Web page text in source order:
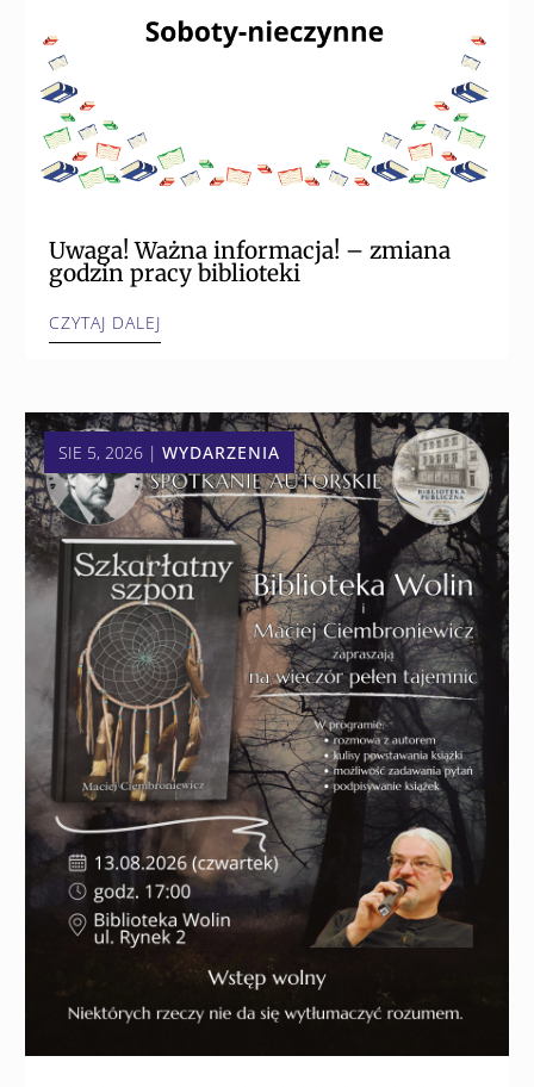
Uwaga! Ważna informacja! – zmiana
godzin pracy biblioteki
CZYTAJ DALEJ
SIE 5, 2026 |WYDARZENIA